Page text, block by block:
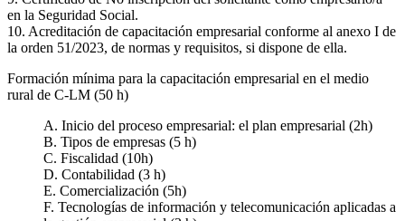
en la Seguridad Social.
10. Acreditación de capacitación empresarial conforme al anexo I de
la orden 51/2023, de normas y requisitos, si dispone de ella.
Formación mínima para la capacitación empresarial en el medio
rural de C-LM (50 h)
A. Inicio del proceso empresarial: el plan empresarial (2h)
B. Tipos de empresas (5 h)
C. Fiscalidad (10h)
D. Contabilidad (3 h)
E. Comercialización (5h)
F. Tecnologías de información y telecomunicación aplicadas a